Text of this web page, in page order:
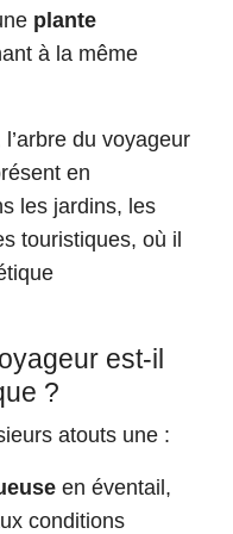
plante
à la même
l’arbre du voyageur
en
les jardins, les
touristiques, où il
est-il
?
atouts une :
en éventail,
conditions